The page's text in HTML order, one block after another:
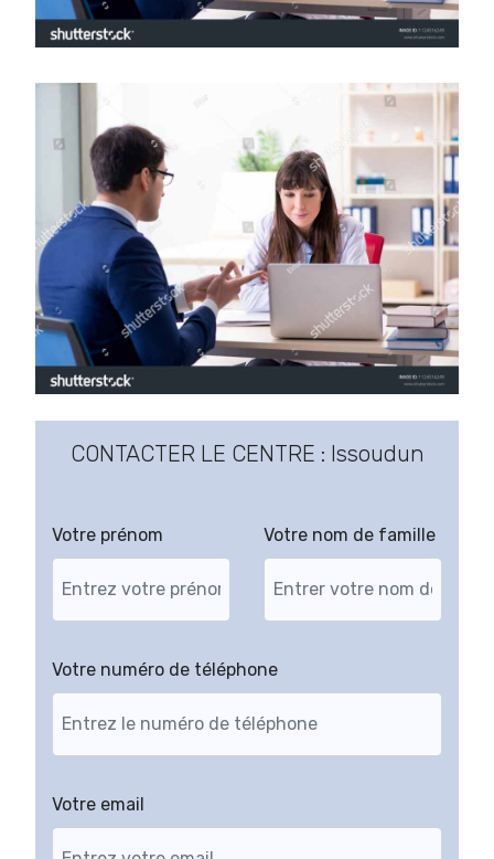
CONTACTER LE CENTRE : Issoudun
Votre prénom Votre nom de famille
Votre numéro de téléphone
Votre email